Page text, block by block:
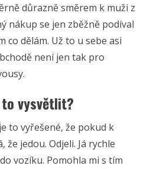
důrazně směrem k muži z
nákup se jen zběžně podíval
co dělám. Už to u sebe asi
není jen tak pro
vysvětlit?
to vyřešené, že pokud k
jedou. Odjeli. Já rychle
vozíku. Pomohla mi s tím